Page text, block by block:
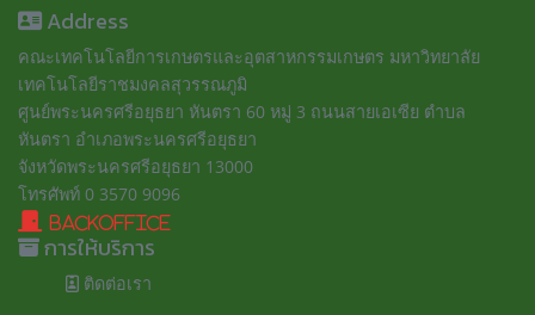
Address
คณะเทคโนโลยีการเกษตรและอุตสาหกรรมเกษตร มหาวิทยาลัย
เทคโนโลยีราชมงคลสุวรรณภูมิ
ศูนย์พระนครศรีอยุธยา หันตรา 60 หมู่ 3 ถนนสายเอเซีย ตำบล
หันตรา อำเภอพระนครศรีอยุธยา
จังหวัดพระนครศรีอยุธยา 13000
โทรศัพท์ 0 3570 9096
BackOffice
การให้บริการ
ติดต่อเรา